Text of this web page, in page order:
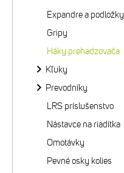
Expandre a podložky
Gripy
Háky prehadzovača
Kľuky
Prevodníky
LRS príslušenstvo
Nástavce na riadítka
Omotávky
Pevné osky kolies